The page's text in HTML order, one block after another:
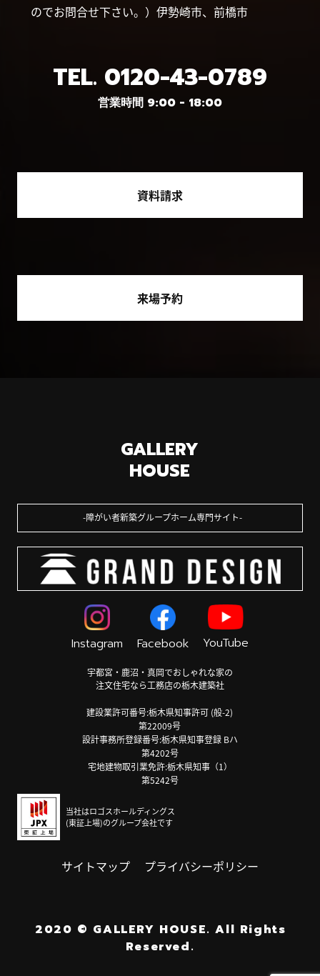
のでお問合せ下さい。）伊勢崎市、前橋市
TEL. 0120-43-0789
営業時間 9:00 - 18:00
資料請求
来場予約
GALLERY
HOUSE
障がい者新築グループホーム専門サイト
Instagram Facebook YouTube
宇都宮・鹿沼・真岡でおしゃれな家の
注文住宅なら工務店の栃木建築社
建設業許可番号:栃木県知事許可 (般-2)
第22009号
設計事務所登録番号:栃木県知事登録 Bハ
第4202号
宅地建物取引業免許:栃木県知事（1）
第5242号
当社はロゴスホールディングス
(東証上場)のグループ会社です
サイトマップ プライバシーポリシー
2020 © GALLERY HOUSE. All Rights
Reserved.